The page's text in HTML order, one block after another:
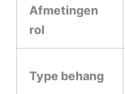
Afmetingen
rol
Type behang